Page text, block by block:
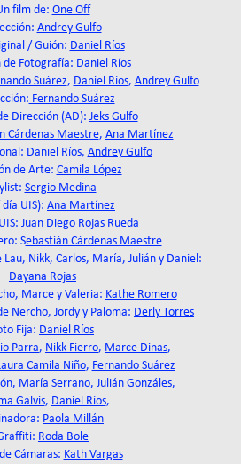
film de: One Off
Andrey Gulfo
/ Guión: Daniel Ríos
de Fotografía: Daniel Ríos
Suárez, Daniel Ríos, Andrey Gulfo
Fernando Suárez
Dirección (AD): Jeks Gulfo
Cárdenas Maestre, Ana Martínez
Daniel Ríos, Andrey Gulfo
de Arte: Camila López
Sergio Medina
UIS): Ana Martínez
Juan Diego Rojas Rueda
Sebastián Cárdenas Maestre
Nikk, Carlos, María, Julián y Daniel:
Dayana Rojas
Marce y Valeria: Kathe Romero
Nercho, Jordy y Paloma: Derly Torres
Fija: Daniel Ríos
Parra, Nikk Fierro, Marce Dinas,
Camila Niño, Fernando Suárez
, María Serrano, Julián Gonzáles,
Galvis, Daniel Ríos,
Paola Millán
Roda Bole
Cámaras: Kath Vargas